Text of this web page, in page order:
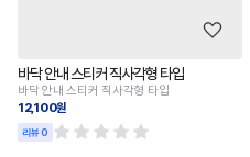
바닥 안내 스티커 직사각형 타입
바닥 안내 스티커 직사각형 타입
12,100원
리뷰 0